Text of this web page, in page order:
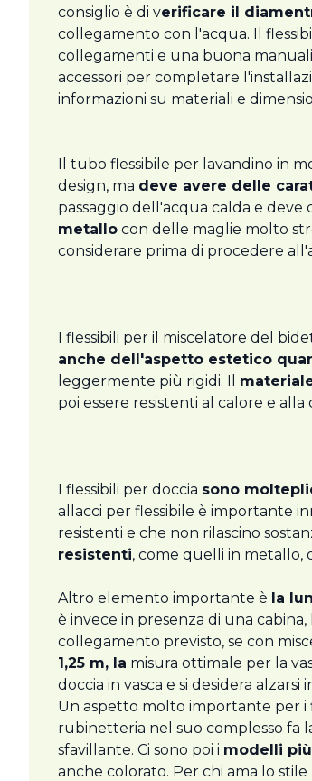
consiglio è di verificare il
collegamento con l'acqua. Il
collegamenti e una buona
accessori per completare
informazioni su materiali e
Il tubo flessibile per lavandino in
design, ma deve avere delle
passaggio dell'acqua calda e deve
metallo con delle maglie molto
considerare prima di procedere
I flessibili per il miscelatore del
anche dell'aspetto estetico
leggermente più rigidi. Il
poi essere resistenti al calore e
I flessibili per doccia sono
allacci per flessibile è importante
resistenti e che non rilascino
resistenti, come quelli in metallo,
Altro elemento importante è la
è invece in presenza di una
collegamento previsto, se con
1,25 m, la misura ottimale per la
doccia in vasca e si desidera alzarsi
Un aspetto molto importante per i
rubinetteria nel suo complesso fa
sfavillante. Ci sono poi i modelli
anche colorato. Per chi ama lo